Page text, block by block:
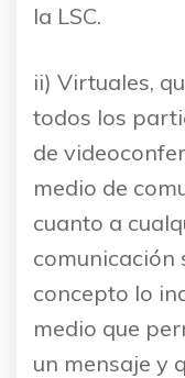
la LSC.
ii) Virtuales,
todos los
de
medio de
cuanto a
comunicación
concepto lo
medio que
un mensaje y